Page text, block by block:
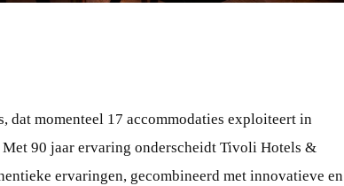
dat momenteel 17 accommodaties exploiteert in
90 jaar ervaring onderscheidt Tivoli Hotels &
ervaringen, gecombineerd met innovatieve en